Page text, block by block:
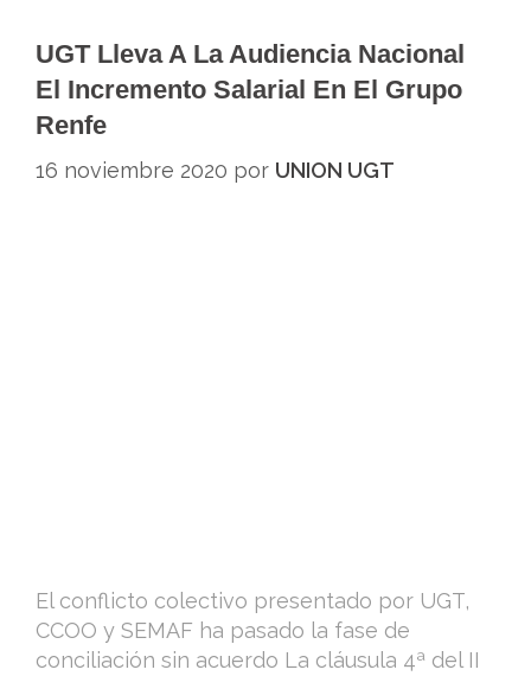
UGT Lleva A La Audiencia Nacional
El Incremento Salarial En El Grupo
Renfe
16 noviembre 2020 por UNION UGT
El conflicto colectivo presentado por UGT,
CCOO y SEMAF ha pasado la fase de
conciliación sin acuerdo La cláusula 4ª del II